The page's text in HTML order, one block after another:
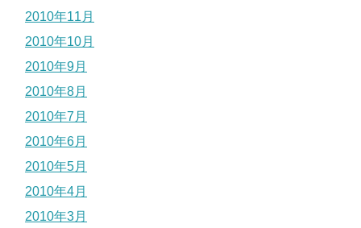
2010年11月
2010年10月
2010年9月
2010年8月
2010年7月
2010年6月
2010年5月
2010年4月
2010年3月